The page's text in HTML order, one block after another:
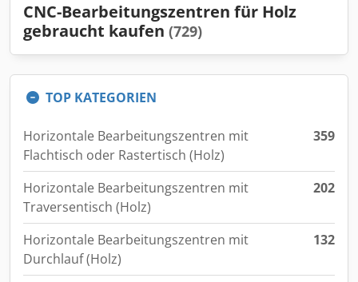
CNC-Bearbeitungszentren für Holz
gebraucht kaufen (729)
TOP KATEGORIEN
Horizontale Bearbeitungszentren mit
Flachtisch oder Rastertisch (Holz)
359
Horizontale Bearbeitungszentren mit
Traversentisch (Holz)
202
Horizontale Bearbeitungszentren mit
Durchlauf (Holz)
132